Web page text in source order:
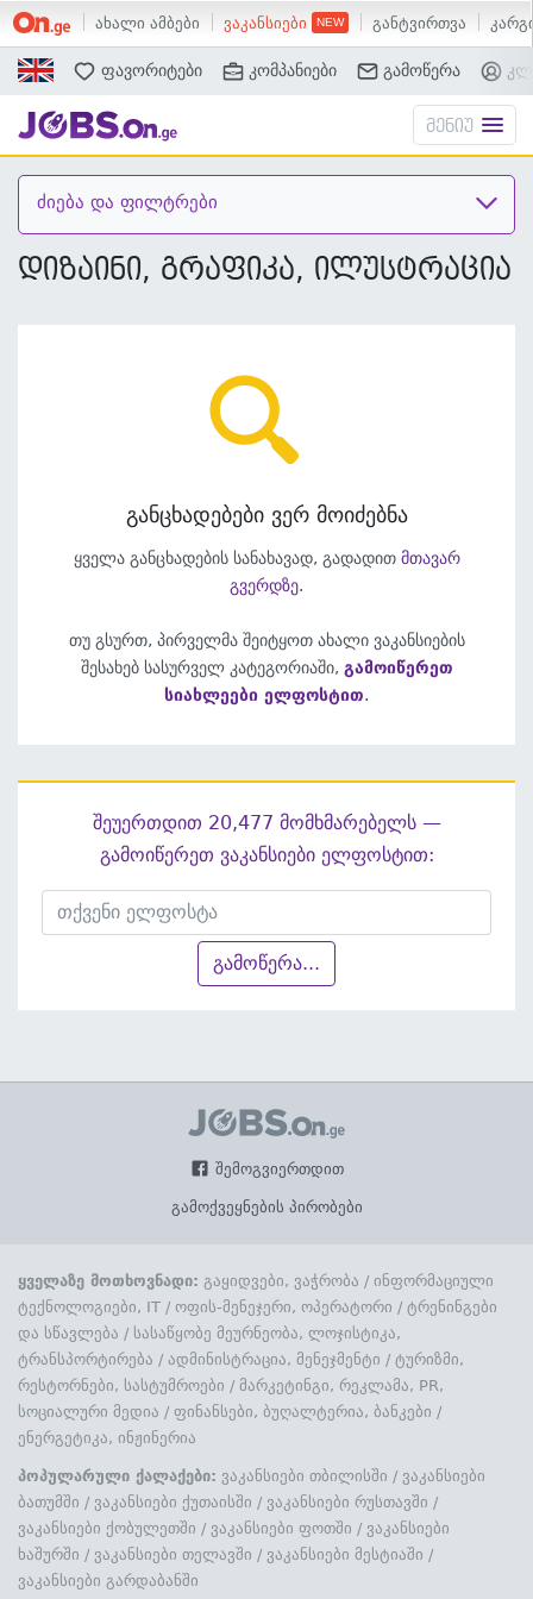
ახალი ამბები ვაკანსიები განტვირთვა
ძებნა
ფავორიტები კომპანიები გამოწერა
მენიუ
ძიება და ფილტრები
დიზაინი, გრაფიკა, ილუსტრაცია
განცხადებები ვერ მოიძებნა
ყველა განცხადების სანახავად, გადადით მთავარ
გვერდზე.
თუ გსურთ, პირველმა შეიტყოთ ახალი ვაკანსიების
შესახებ სასურველ კატეგორიაში, გამოიწერეთ
სიახლეები ელფოსტით.
შეუერთდით 20,477 მომხმარებელს —
გამოიწერეთ ვაკანსიები ელფოსტით:
გამოწერა...
შემოგვიერთდით
გამოქვეყნების პირობები
ყველაზე მოთხოვნადი: გაყიდვები, ვაჭრობა / ინფორმაციული
ტექნოლოგიები, IT / ოფის-მენეჯერი, ოპერატორი / ტრენინგები
და სწავლება / სასაწყობე მეურნეობა, ლოჯისტიკა,
ტრანსპორტირება / ადმინისტრაცია, მენეჯმენტი / ტურიზმი,
რესტორნები, სასტუმროები / მარკეტინგი, რეკლამა, PR,
სოციალური მედია / ფინანსები, ბუღალტერია, ბანკები /
ენერგეტიკა, ინჟინერია
პოპულარული ქალაქები: ვაკანსიები თბილისში / ვაკანსიები
ბათუმში / ვაკანსიები ქუთაისში / ვაკანსიები რუსთავში /
ვაკანსიები ქობულეთში / ვაკანსიები ფოთში / ვაკანსიები
ხაშურში / ვაკანსიები თელავში / ვაკანსიები მესტიაში /
ვაკანსიები გარდაბანში